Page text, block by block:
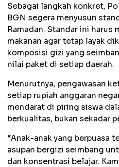
Sebagai langkah konkret,
BGN segera menyusun
Ramadan. Standar ini harus
makanan agar tetap layak
komposisi gizi yang
nilai paket di setiap daerah.
Menurutnya, pengawasan
setiap rupiah anggaran
mendarat di piring siswa
berkualitas, bukan sekadar
“Anak-anak yang berpuasa
asupan bergizi seimbang
dan konsentrasi belajar.